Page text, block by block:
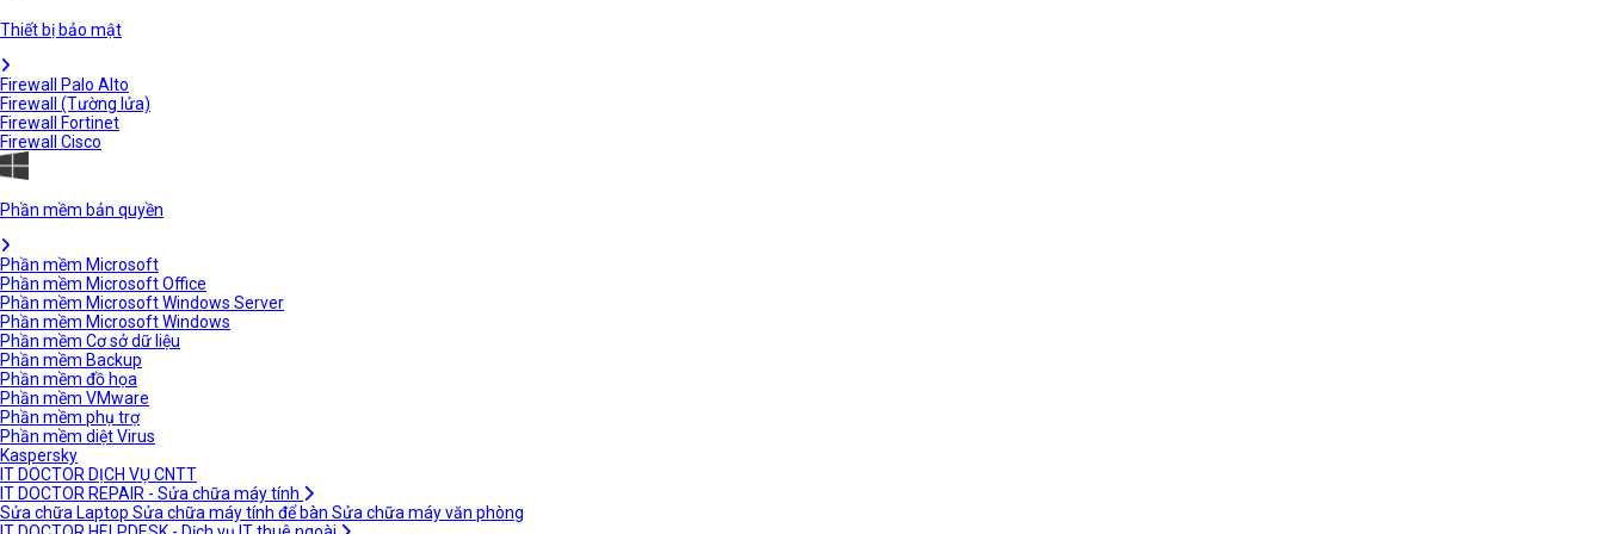
Thiết bị bảo mật
Firewall Palo Alto
Firewall (Tường lửa)
Firewall Fortinet
Firewall Cisco
Phần mềm bản quyền
Phần mềm Microsoft
Phần mềm Microsoft Office
Phần mềm Microsoft Windows Server
Phần mềm Microsoft Windows
Phần mềm Cơ sở dữ liệu
Phần mềm Backup
Phần mềm đồ họa
Phần mềm VMware
Phần mềm phụ trợ
Phần mềm diệt Virus
Kaspersky
IT DOCTOR DỊCH VỤ CNTT
IT DOCTOR REPAIR - Sửa chữa máy tính
Sửa chữa Laptop Sửa chữa máy tính để bàn Sửa chữa máy văn phòng